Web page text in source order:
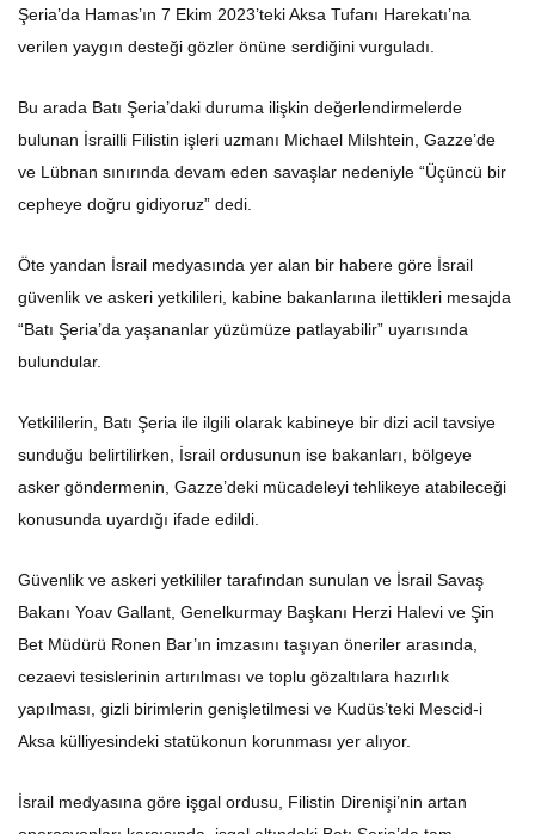
Şeria’da Hamas’ın 7 Ekim 2023’teki Aksa Tufanı Harekatı’na
verilen yaygın desteği gözler önüne serdiğini vurguladı.
Bu arada Batı Şeria’daki duruma ilişkin değerlendirmelerde
bulunan İsrailli Filistin işleri uzmanı Michael Milshtein, Gazze’de
ve Lübnan sınırında devam eden savaşlar nedeniyle “Üçüncü bir
cepheye doğru gidiyoruz” dedi.
Öte yandan İsrail medyasında yer alan bir habere göre İsrail
güvenlik ve askeri yetkilileri, kabine bakanlarına ilettikleri mesajda
“Batı Şeria’da yaşananlar yüzümüze patlayabilir” uyarısında
bulundular.
Yetkililerin, Batı Şeria ile ilgili olarak kabineye bir dizi acil tavsiye
sunduğu belirtilirken, İsrail ordusunun ise bakanları, bölgeye
asker göndermenin, Gazze’deki mücadeleyi tehlikeye atabileceği
konusunda uyardığı ifade edildi.
Güvenlik ve askeri yetkililer tarafından sunulan ve İsrail Savaş
Bakanı Yoav Gallant, Genelkurmay Başkanı Herzi Halevi ve Şin
Bet Müdürü Ronen Bar’ın imzasını taşıyan öneriler arasında,
cezaevi tesislerinin artırılması ve toplu gözaltılara hazırlık
yapılması, gizli birimlerin genişletilmesi ve Kudüs’teki Mescid-i
Aksa külliyesindeki statükonun korunması yer alıyor.
İsrail medyasına göre işgal ordusu, Filistin Direnişi’nin artan